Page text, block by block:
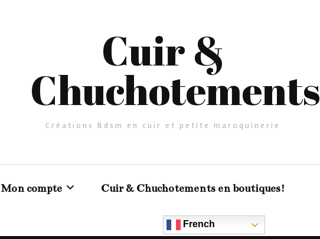
Cuir &
Chuchotements
Créations Bdsm en cuir et petite maroquinerie
Mon compte Cuir & Chuchotements en boutiques!
French